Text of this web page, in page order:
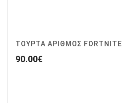
ΤΟΥΡΤΑ ΑΡΙΘΜΟΣ FORTNITE
90.00€